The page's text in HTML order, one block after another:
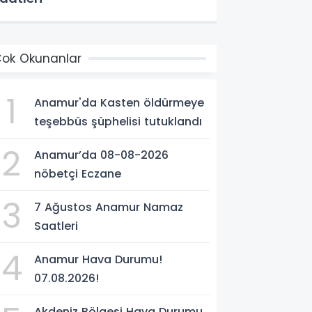
Okunanlar
1
Anamur'da Kasten öldürmeye
teşebbüs şüphelisi tutuklandı
2
Anamur’da 08-08-2026
nöbetçi Eczane
3
7 Ağustos Anamur Namaz
Saatleri
4
Anamur Hava Durumu!
07.08.2026!